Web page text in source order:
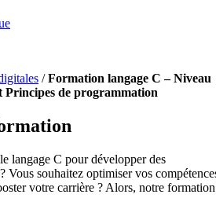
/Formation langage C – Niveau
Principes de programmation
langage C pour développer des
Vous souhaitez optimiser vos
votre carrière ? Alors, notre formation